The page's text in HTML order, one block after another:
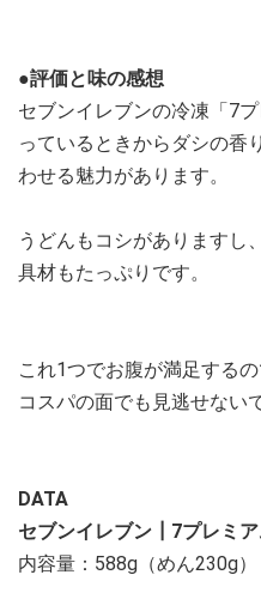
●評価と味の感想
セブンイレブンの冷凍「7
っているときからダシの香
わせる魅力があります。
うどんもコシがありますし
具材もたっぷりです。
これ1つでお腹が満足する
コスパの面でも見逃せない
DATA
セブンイレブン┃7プレミ
内容量：588g（めん230g）